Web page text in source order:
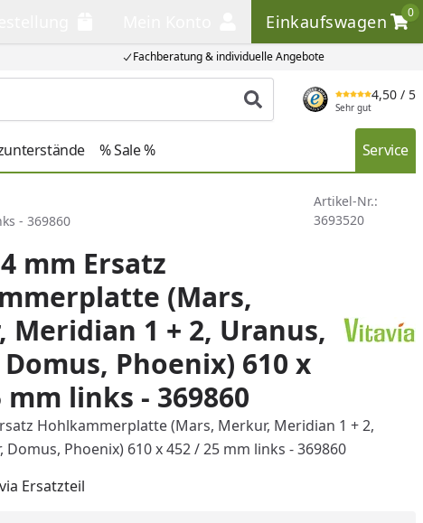
Fachberatung & individuelle Angebote
Einkaufswagen
0
Einkaufswagen
Produkt suchen
4,50 / 5
Sehr gut
% Sale % Service
- 369860
Artikel-Nr.:
3693520
mm Ersatz
(Mars,
Meridian 1 + 2, Uranus,
Phoenix) 610 x
mm links - 369860
Hohlkammerplatte (Mars, Merkur, Meridian 1 + 2,
Domus, Phoenix) 610 x 452 / 25 mm links - 369860
Ersatzteil